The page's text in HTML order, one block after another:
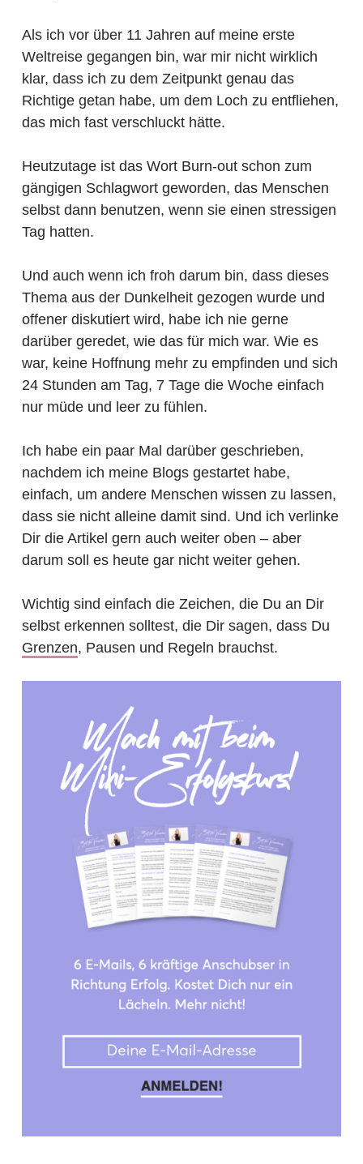
Als ich vor über 11 Jahren auf meine erste
Weltreise gegangen bin, war mir nicht wirklich
klar, dass ich zu dem Zeitpunkt genau das
Richtige getan habe, um dem Loch zu entfliehen,
das mich fast verschluckt hätte.
Heutzutage ist das Wort Burn-out schon zum
gängigen Schlagwort geworden, das Menschen
selbst dann benutzen, wenn sie einen stressigen
Tag hatten.
Und auch wenn ich froh darum bin, dass dieses
Thema aus der Dunkelheit gezogen wurde und
offener diskutiert wird, habe ich nie gerne
darüber geredet, wie das für mich war. Wie es
war, keine Hoffnung mehr zu empfinden und sich
24 Stunden am Tag, 7 Tage die Woche einfach
nur müde und leer zu fühlen.
Ich habe ein paar Mal darüber geschrieben,
nachdem ich meine Blogs gestartet habe,
einfach, um andere Menschen wissen zu lassen,
dass sie nicht alleine damit sind. Und ich verlinke
Dir die Artikel gern auch weiter oben – aber
darum soll es heute gar nicht weiter gehen.
Wichtig sind einfach die Zeichen, die Du an Dir
selbst erkennen solltest, die Dir sagen, dass Du
Grenzen, Pausen und Regeln brauchst.